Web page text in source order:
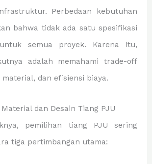
Perbedaan kebutuhan
bahwa tidak ada satu spesifikasi
semua proyek. Karena itu,
adalah memahami trade-off
material, dan efisiensi biaya.
dan Desain Tiang PJU
pemilihan tiang PJU sering
tiga pertimbangan utama: